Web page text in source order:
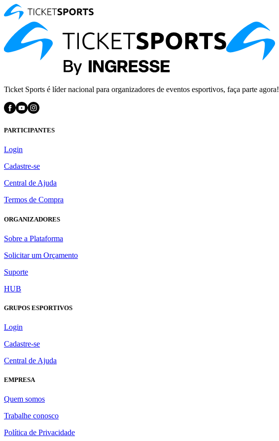
Ticket Sports é líder nacional para organizadores de eventos esportivos, faça parte agora!
PARTICIPANTES
Login
Cadastre-se
Central de Ajuda
Termos de Compra
ORGANIZADORES
Sobre a Plataforma
Solicitar um Orçamento
Suporte
HUB
GRUPOS ESPORTIVOS
Login
Cadastre-se
Central de Ajuda
EMPRESA
Quem somos
Trabalhe conosco
Política de Privacidade